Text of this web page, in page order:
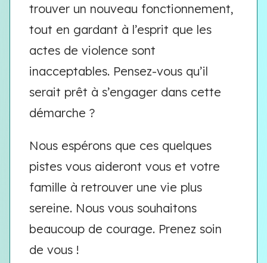
trouver un nouveau fonctionnement,
tout en gardant à l’esprit que les
actes de violence sont
inacceptables. Pensez-vous qu’il
serait prêt à s’engager dans cette
démarche ?
Nous espérons que ces quelques
pistes vous aideront vous et votre
famille à retrouver une vie plus
sereine. Nous vous souhaitons
beaucoup de courage. Prenez soin
de vous !